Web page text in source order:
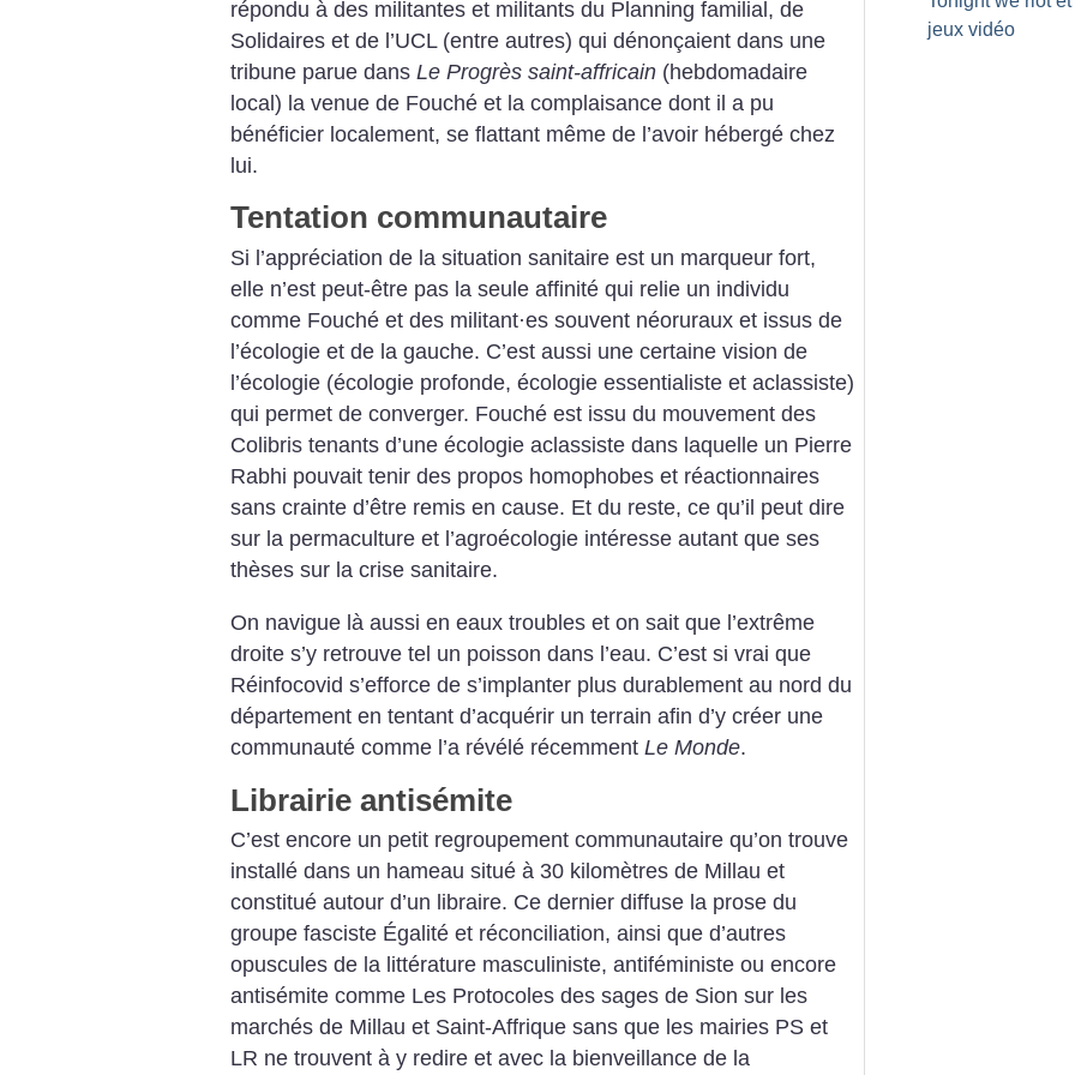
répondu à des militantes et militants du Planning familial, de
Solidaires et de l’UCL (entre autres) qui dénonçaient dans une
tribune parue dans Le Progrès saint-affricain (hebdomadaire
local) la venue de Fouché et la complaisance dont il a pu
bénéficier localement, se flattant même de l’avoir ­hébergé chez
lui.
Tentation communautaire
Si l’appréciation de la situation sanitaire est un marqueur fort,
elle n’est peut-être pas la seule affinité qui relie un individu
comme Fouché et des militant·es souvent néoruraux et issus de
l’écologie et de la gauche. C’est aussi une certaine vision de
l’écologie (écologie profonde, écologie essentialiste et aclassiste)
qui permet de converger. Fouché est issu du mouvement des
Colibris tenants d’une écologie aclassiste dans laquelle un Pierre
Rabhi pouvait tenir des propos homophobes et réactionnaires
sans crainte d’être remis en cause. Et du reste, ce qu’il peut dire
sur la permaculture et l’agroécologie intéresse autant que ses
thèses sur la crise sanitaire.
On navigue là aussi en eaux troubles et on sait que l’extrême
droite s’y retrouve tel un poisson dans l’eau. C’est si vrai que
Réinfocovid s’efforce de s’implanter plus durablement au nord du
département en tentant d’acquérir un terrain afin d’y créer une
communauté comme l’a révélé récemment Le Monde.
Librairie antisémite
C’est encore un petit regroupement communautaire qu’on trouve
installé dans un hameau situé à 30 kilomètres de Millau et
constitué autour d’un libraire. Ce dernier diffuse la prose du
groupe fasciste Égalité et réconciliation, ainsi que d’autres
opuscules de la littérature masculiniste, antiféministe ou encore
antisémite comme Les Protocoles des sages de Sion sur les
marchés de Millau et Saint-Affrique sans que les mairies PS et
LR ne trouvent à y redire et avec la bienveillance de la
jeux vidéo